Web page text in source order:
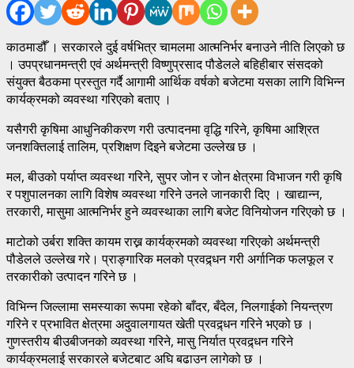
काठमाडौँ । सरकारले दुई वर्षभित्र चामलमा आत्मनिर्भर बनाउने नीति लिएको छ
। उपप्रधानमन्त्री एवं अर्थमन्त्री विष्णुप्रसाद पौडेलले बहिहीबार संसदको
संयुक्त बैठकमा प्रस्तुत गर्दै आगामी आर्थिक वर्षको बजेटमा यसका लागि विभिन्न
कार्यक्रमको व्यवस्था गरिएको बताए ।
यसैगरी कृषिमा आधुनिकीकरण गरी उत्पादनमा वृद्धि गरिने, कृषिमा आश्रित
जनशक्तिलाई तालिम, प्रशिक्षण दिइने बजेटमा उल्लेख छ ।
मल, बीउको पर्याप्त व्यवस्था गरिने, सुपर जोन र जोन क्षेत्रमा विभाजन गरी कृषि
र पशुपालनका लागि विशेष व्यवस्था गरिने उनले जानकारी दिए । खाद्यान्न,
तरकारी, मासुमा आत्मनिर्भर हुने व्यवस्थाका लागि बजेट विनियोजन गरिएको छ ।
माटोको उर्बरा शक्ति कायम राख्न कार्यक्रमको व्यवस्था गरिएको अर्थमन्त्री
पौडेलले उल्लेख गरे। प्राङ्गारिक मलको प्रवद्र्धन गरी अर्गानिक फलफूल र
तरकारीको उत्पादन गरिने छ ।
विभिन्न जिल्लामा समस्याका रूपमा रहेको बाँदर, बँदेल, निलगाईको नियन्त्रण
गरिने र प्रभावित क्षेत्रमा अदुवालगायत खेती प्रवद्र्धन गरिने भएको छ ।
गुणस्तरीय बीउबीजनको व्यवस्था गरिने, मासु निर्यात प्रवद्र्धन गरिने
कार्यक्रमलाई सरकारले बजेटबाट अघि बढाउन लागेको छ ।